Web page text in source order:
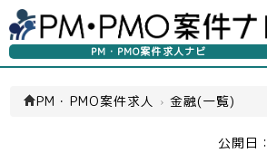
PM・PMO案件求人ナビ
PM・PMO案件求人 › 金融(一覧)
公開日：